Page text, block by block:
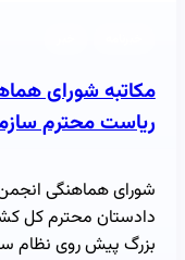
مکاتبه شورای
ریاست محترم
شورای هماهنگی
دادستان محترم کل
بزرگ پیش روی نظام